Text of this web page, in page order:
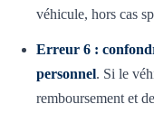
véhicule, hors cas
Erreur 6 :
personnel. Si le
remboursement et